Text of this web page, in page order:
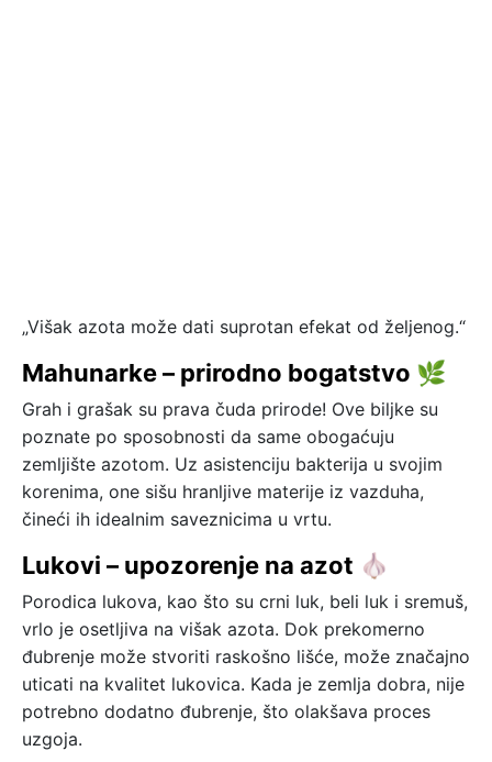
„Višak azota može dati suprotan efekat od željenog.“
Mahunarke – prirodno bogatstvo 🌿
Grah i grašak su prava čuda prirode! Ove biljke su
poznate po sposobnosti da same obogaćuju
zemljište azotom. Uz asistenciju bakterija u svojim
korenima, one sišu hranljive materije iz vazduha,
čineći ih idealnim saveznicima u vrtu.
Lukovi – upozorenje na azot 🧄
Porodica lukova, kao što su crni luk, beli luk i sremuš,
vrlo je osetljiva na višak azota. Dok prekomerno
đubrenje može stvoriti raskošno lišće, može značajno
uticati na kvalitet lukovica. Kada je zemlja dobra, nije
potrebno dodatno đubrenje, što olakšava proces
uzgoja.